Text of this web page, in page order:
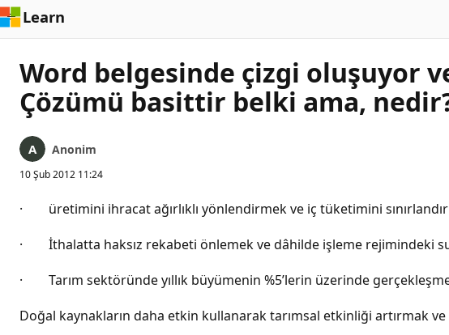
Learn
Word belgesinde çizgi oluşuyor
Çözümü basittir belki ama,
Anonim
10 Şub 2012 11:24
· üretimini ihracat ağırlıklı yönlendirmek ve iç tüketimini
· İthalatta haksız rekabeti önlemek ve dâhilde işleme rejimindeki
· Tarım sektöründe yıllık büyümenin %5’lerin üzerinde
Doğal kaynakların daha etkin kullanarak tarımsal etkinliği artırmak